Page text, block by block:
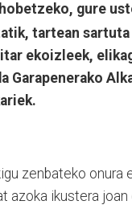
gure
tartean
ekoizleek,
Garapenerako
zenbateko onura
azoka ikustera joan